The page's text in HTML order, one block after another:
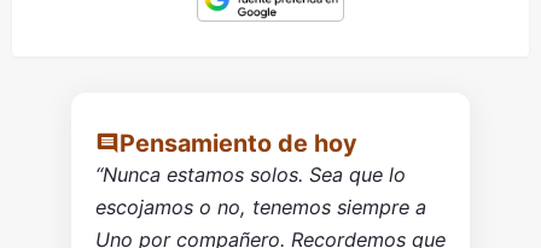
Pensamiento de hoy
“Nunca estamos solos. Sea que lo
escojamos o no, tenemos siempre a
Uno por compañero. Recordemos que